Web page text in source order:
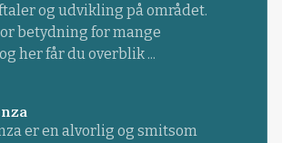
og udvikling på området.
betydning for mange
her får du overblik ...
er en alvorlig og smitsom